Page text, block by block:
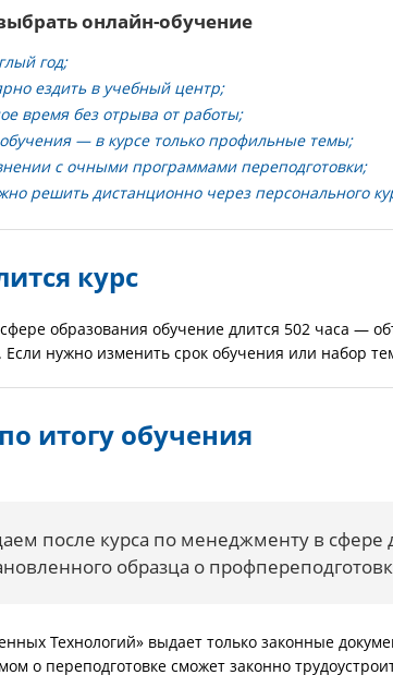
онлайн-обучение
год;
ездить в учебный центр;
время без отрыва от работы;
— в курсе только профильные темы;
с очными программами переподготовки;
решить дистанционно через персонального
курс
образования обучение длится 502 часа —
нужно изменить срок обучения или набор
итогу обучения
после курса по менеджменту в
образца о
Технологий» выдает только законные
о переподготовке сможет законно